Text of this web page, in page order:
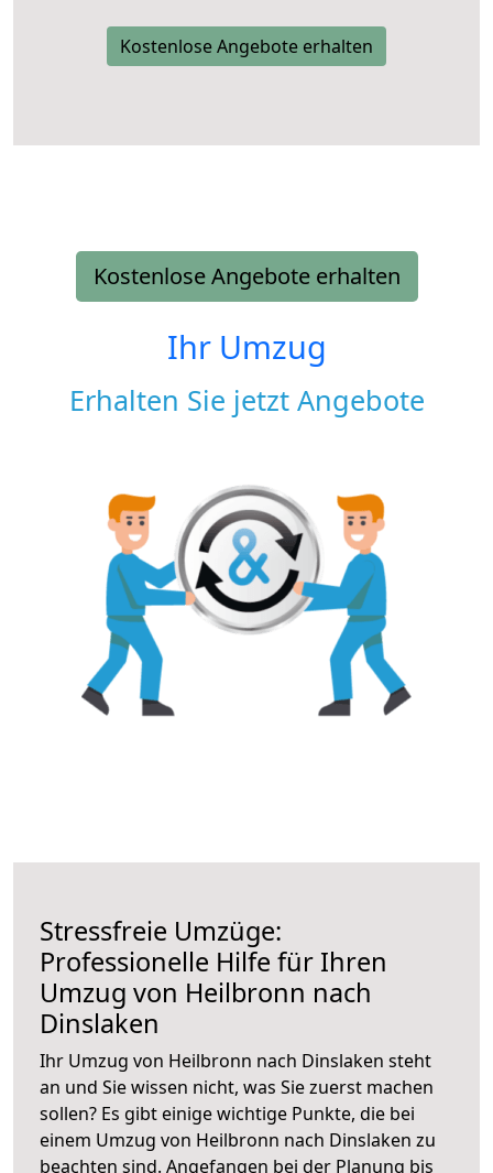
Kostenlose Angebote erhalten
Kostenlose Angebote erhalten
Ihr Umzug
Erhalten Sie jetzt Angebote
Stressfreie Umzüge:
Professionelle Hilfe für Ihren
Umzug von Heilbronn nach
Dinslaken
Ihr Umzug von Heilbronn nach Dinslaken steht
an und Sie wissen nicht, was Sie zuerst machen
sollen? Es gibt einige wichtige Punkte, die bei
einem Umzug von Heilbronn nach Dinslaken zu
beachten sind. Angefangen bei der Planung bis